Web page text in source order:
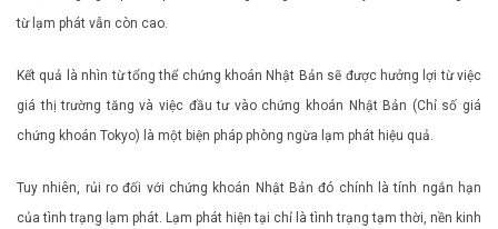
từ lạm phát vẫn còn cao.
Kết quả là nhìn từ tổng thể chứng khoán Nhật Bản sẽ được hưởng lợi từ việc
giá thị trường tăng và việc đầu tư vào chứng khoán Nhật Bản (Chỉ số giá
chứng khoán Tokyo) là một biện pháp phòng ngừa lạm phát hiệu quả.
Tuy nhiên, rủi ro đối với chứng khoán Nhật Bản đó chính là tính ngắn hạn
của tình trạng lạm phát. Lạm phát hiện tại chỉ là tình trạng tạm thời, nền kinh